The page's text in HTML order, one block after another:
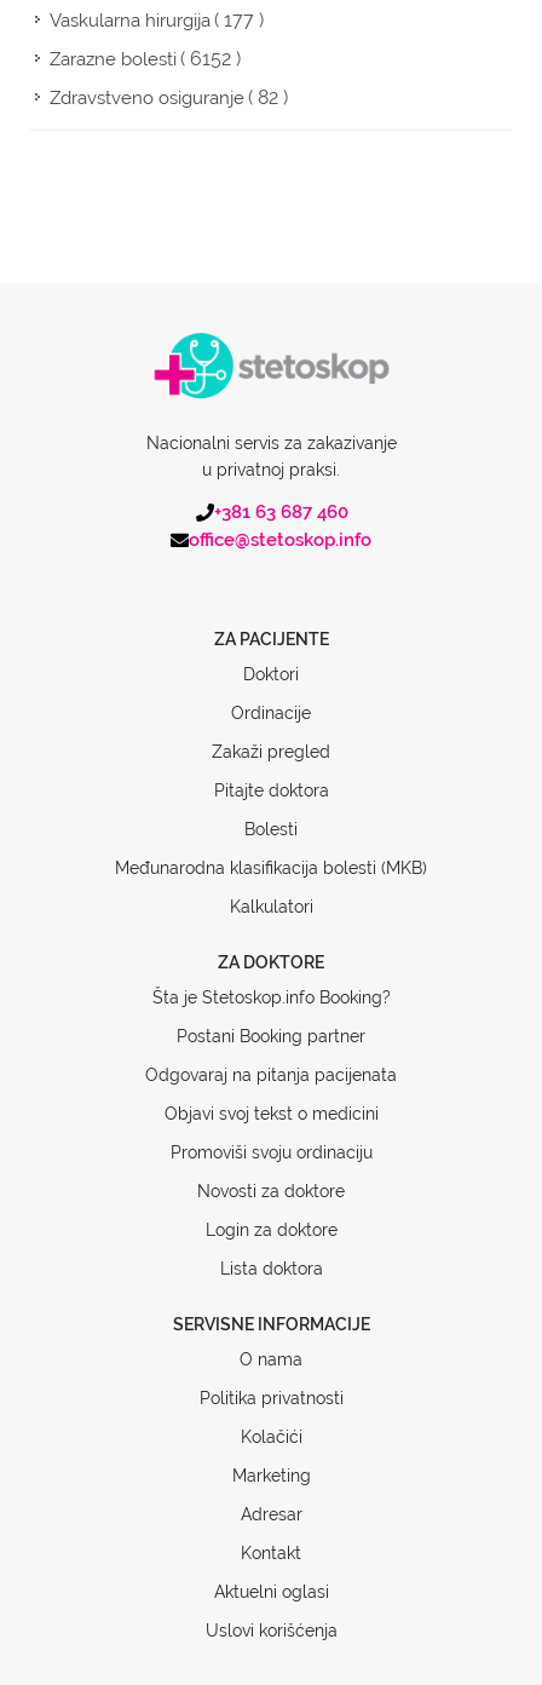
Vaskularna hirurgija( 177 )
Zarazne bolesti( 6152 )
Zdravstveno osiguranje( 82 )
Nacionalni servis za zakazivanje
u privatnoj praksi.
+381 63 687 460
office@stetoskop.info
ZA PACIJENTE
Doktori
Ordinacije
Zakaži pregled
Pitajte doktora
Bolesti
Međunarodna klasifikacija bolesti (MKB)
Kalkulatori
ZA DOKTORE
Šta je Stetoskop.info Booking?
Postani Booking partner
Odgovaraj na pitanja pacijenata
Objavi svoj tekst o medicini
Promoviši svoju ordinaciju
Novosti za doktore
Login za doktore
Lista doktora
SERVISNE INFORMACIJE
O nama
Politika privatnosti
Kolačići
Marketing
Adresar
Kontakt
Aktuelni oglasi
Uslovi korišćenja